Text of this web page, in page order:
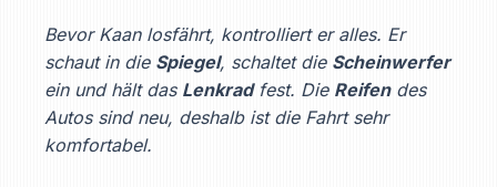
Bevor Kaan losfährt, kontrolliert er alles. Er
schaut in die Spiegel, schaltet die Scheinwerfer
ein und hält das Lenkradfest. Die Reifendes
Autos sind neu, deshalb ist die Fahrt sehr
komfortabel.